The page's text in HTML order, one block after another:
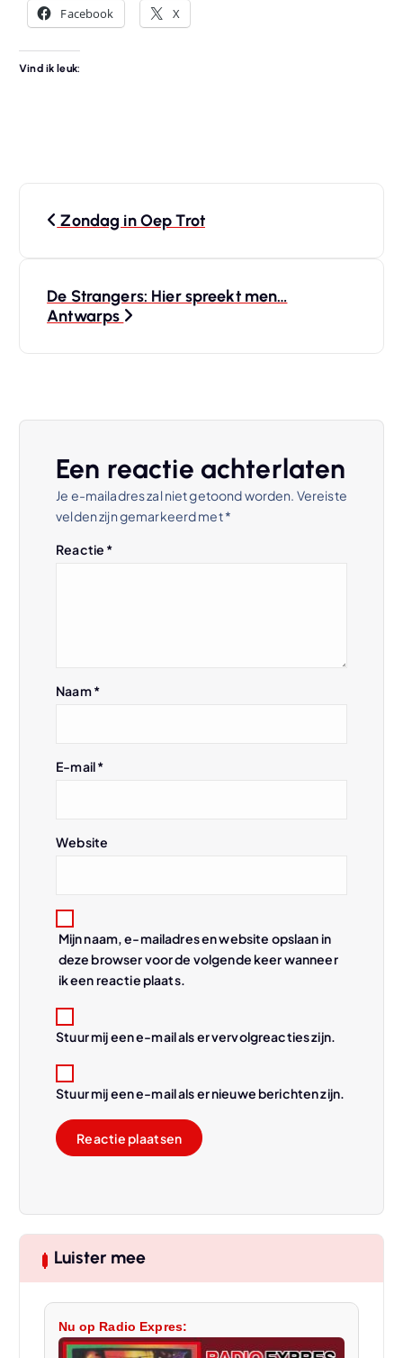
Facebook X
Vind ik leuk:
h
Zondag in Oep Trot
De Strangers: Hier spreekt men…
Antwarps
Een reactie achterlaten
Je e-mailadres zal niet getoond worden. Vereiste
velden zijn gemarkeerd met*
Reactie *
Naam*
E-mail*
Website
Mijn naam, e-mailadres en website opslaan in
deze browser voor de volgende keer wanneer
ik een reactie plaats.
Stuur mij een e-mail als er vervolgreacties zijn.
Stuur mij een e-mail als er nieuwe berichten zijn.
Luister mee
Nu op Radio Expres: